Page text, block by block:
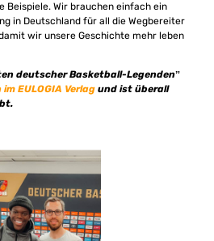
Beispiele. Wir brauchen einfach ein
in Deutschland für all die Wegbereiter
wir unsere Geschichte mehr leben
deutscher Basketball-Legendenˮ
EULOGIA Verlag und ist überall